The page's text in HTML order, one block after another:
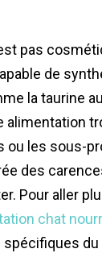
pas
de
la taurine
alimentation
ou les sous-
des
Pour aller
chat